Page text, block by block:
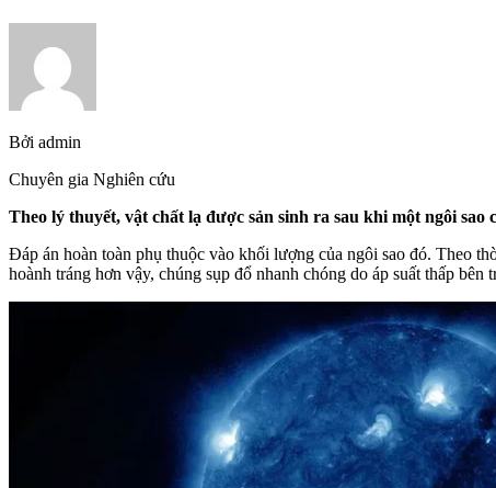
Bởi admin
Chuyên gia Nghiên cứu
Theo lý thuyết, vật chất lạ được sản sinh ra sau khi một ngôi sao
Đáp án hoàn toàn phụ thuộc vào khối lượng của ngôi sao đó. Theo
hoành tráng hơn vậy, chúng sụp đổ nhanh chóng do áp suất thấp